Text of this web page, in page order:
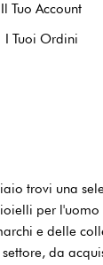
Il Tuo Account
I Tuoi Ordini
trovi una
per l'uomo
e delle
da